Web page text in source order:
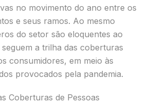
no movimento do ano entre os
e seus ramos. Ao mesmo
do setor são eloquentes ao
a trilha das coberturas
consumidores, em meio às
provocados pela pandemia.
Coberturas de Pessoas